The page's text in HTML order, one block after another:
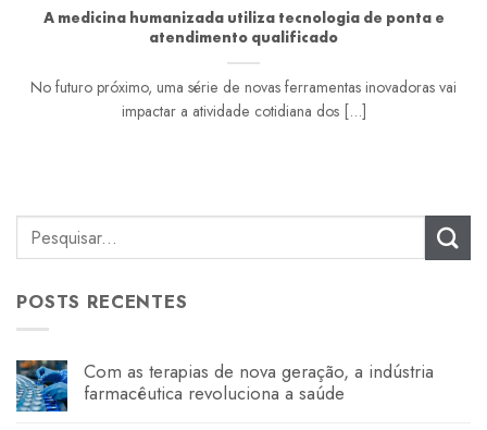
A medicina humanizada utiliza tecnologia de ponta e
atendimento qualificado
No futuro próximo, uma série de novas ferramentas inovadoras vai
impactar a atividade cotidiana dos [...]
POSTS RECENTES
Com as terapias de nova geração, a indústria
farmacêutica revoluciona a saúde